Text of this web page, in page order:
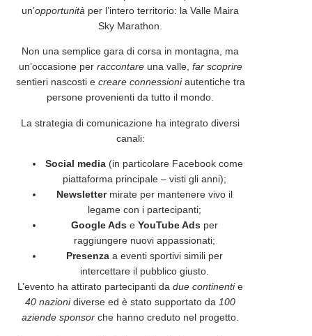
un’opportunità per l’intero territorio: laValle Maira
Sky Marathon
Non una semplicegara di corsa in montagna, ma
un’occasione per raccontareuna valle, far scoprire
sentieri nascosti e creare connessioniautentiche tra
persone provenienti da tutto il mondo.
Lastrategiadicomunicazione ha integrato diversi
canali:
Social media (in particolare Facebook come
piattaforma principale – visti gli anni);
Newslettermirate per mantenere vivo il
legame con i partecipanti;
Google Ads e YouTube Ads per
raggiungere nuovi appassionati;
Presenzaa eventi sportivi simili per
intercettare il pubblico giusto.
L’evento ha attirato partecipanti dadue continentie
40 nazionidiverse ed è stato supportato da 100
aziende sponsor che hanno creduto nel progetto.